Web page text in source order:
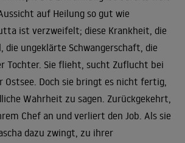
auf Heilung so gut wie
ist verzweifelt; diese Krankheit, die
die ungeklärte Schwangerschaft, die
Tochter. Sie flieht, sucht Zuflucht bei
Ostsee. Doch sie bringt es nicht fertig,
Wahrheit zu sagen. Zurückgekehrt,
Chef an und verliert den Job. Als sie
dazu zwingt, zu ihrer